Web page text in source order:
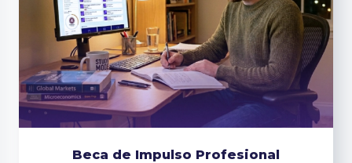
Beca de Impulso Profesional